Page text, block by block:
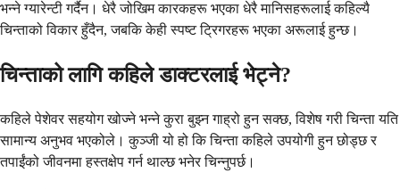
भन्ने ग्यारेन्टी गर्दैन। धेरै जोखिम कारकहरू भएका धेरै मानिसहरूलाई कहिल्यै
चिन्ताको विकार हुँदैन, जबकि केही स्पष्ट ट्रिगरहरू भएका अरूलाई हुन्छ।
चिन्ताको लागि कहिले डाक्टरलाई भेट्ने?
कहिले पेशेवर सहयोग खोज्ने भन्ने कुरा बुझ्न गाह्रो हुन सक्छ, विशेष गरी चिन्ता यति
सामान्य अनुभव भएकोले। कुञ्जी यो हो कि चिन्ता कहिले उपयोगी हुन छोड्छ र
तपाईंको जीवनमा हस्तक्षेप गर्न थाल्छ भनेर चिन्नुपर्छ।